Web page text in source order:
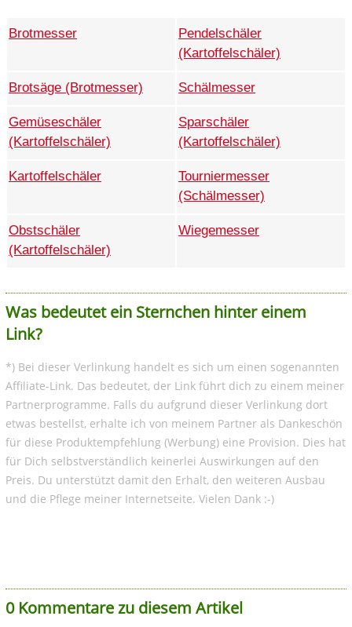
Brotmesser
Pendelschäler
(Kartoffelschäler)
Brotsäge (Brotmesser) Schälmesser
Gemüseschäler
(Kartoffelschäler)
Sparschäler
(Kartoffelschäler)
Kartoffelschäler
Tourniermesser
(Schälmesser)
Obstschäler
(Kartoffelschäler)
Wiegemesser
Was bedeutet ein Sternchen hinter einem
Link?
*) Bei dieser Verlinkung handelt es sich um einen sogenannten
Affiliate-Link. Das bedeutet, der Link führt dich zu einem meiner
Partnerprogramme. Falls du aufgrund dieser Verlinkung dort
etwas bestellst, erhalte ich von meinem Partner als Dankeschön
für diese Produktempfehlung (Werbung) eine Provision. Dies hat
für Dich selbstverständlich keinerlei Auswirkungen auf den
Preis. Du unterstützt damit den Erhalt, den weiteren Ausbau
und die Pflege meiner Internetseite. Vielen Dank :-)
0 Kommentare zu diesem Artikel